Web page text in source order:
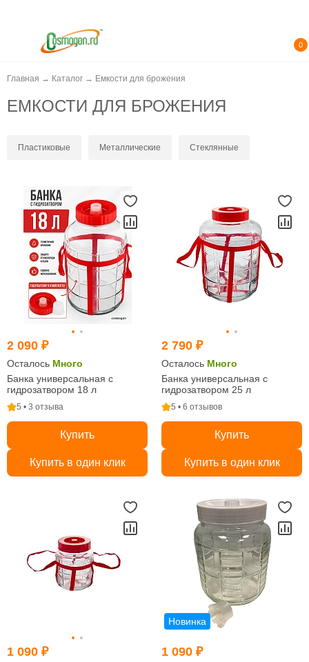
0
Главная → Каталог → Емкости для брожения
ЕМКОСТИ ДЛЯ БРОЖЕНИЯ
Пластиковые Металлические Стеклянные
2 090 ₽
Осталось Много
Банка универсальная с
гидрозатвором 18 л
5 • 3 отзыва
Купить
Купить в один клик
2 790 ₽
Осталось Много
Банка универсальная с
гидрозатвором 25 л
5 • 6 отзывов
Купить
Купить в один клик
1 090 ₽
Новинка
1 090 ₽